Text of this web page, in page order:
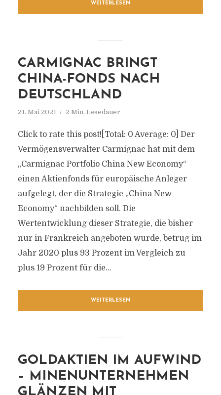
WEITERLESEN
CARMIGNAC BRINGT
CHINA-FONDS NACH
DEUTSCHLAND
21. Mai 2021 2 Min. Lesedauer
Click to rate this post![Total: 0 Average: 0] Der
Vermögensverwalter Carmignac hat mit dem
„Carmignac Portfolio China New Economy“
einen Aktienfonds für europäische Anleger
aufgelegt, der die Strategie „China New
Economy“ nachbilden soll. Die
Wertentwicklung dieser Strategie, die bisher
nur in Frankreich angeboten wurde, betrug im
Jahr 2020 plus 93 Prozent im Vergleich zu
plus 19 Prozent für die...
WEITERLESEN
GOLDAKTIEN IM AUFWIND
– MINENUNTERNEHMEN
GLÄNZEN MIT